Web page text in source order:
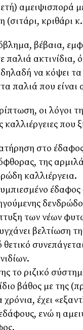
αμειψισπορά
κριθάρι
βέβαια,
παλιά ακτινίδια,
να κόψει
παλιά που είναι
οι λόγοι
καλλιέργειες
στο
της
καλλιέργεια.
των νέων
βελτίωση
θετικό
το ριζικό
βάθος με της
χρόνια, έχει
ενώ η